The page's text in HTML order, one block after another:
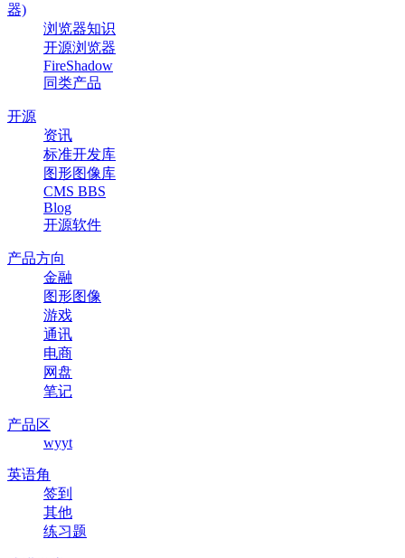
器)
浏览器知识
开源浏览器
FireShadow
同类产品
开源
资讯
标准开发库
图形图像库
CMS BBS
Blog
开源软件
产品方向
金融
图形图像
游戏
通讯
电商
网盘
笔记
产品区
wyyt
英语角
签到
其他
练习题